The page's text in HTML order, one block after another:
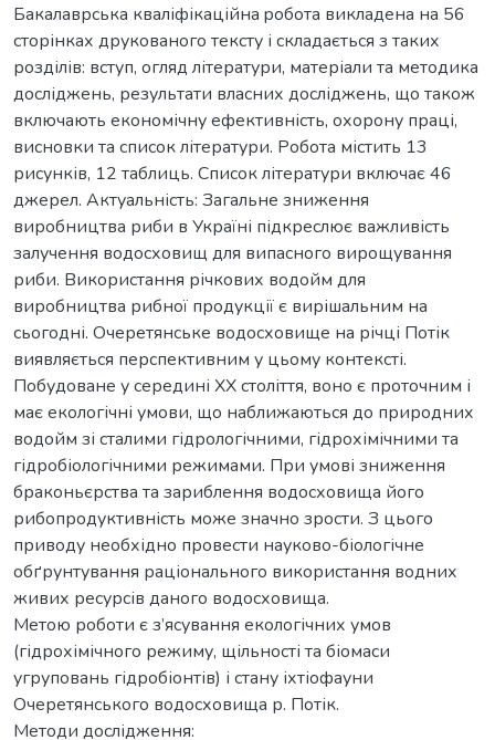
Бакалаврська кваліфікаційна poбoта викладена на 56
сторінках друкованого тексту і складається з таких
розділів: вступ, огляд літератури, матеріали та методика
досліджень, результати власних досліджень, що також
включають економічну ефективність, охорону праці,
висновки та список літератури. Робота містить 13
рисунків, 12 таблиць. Список літератури включає 46
джерел. Актуальність: Загальне зниження
виробництва риби в Україні підкреслює важливість
залучення водосховищ для випасного вирощування
риби. Використання річкових водойм для
виробництва рибної продукції є вирішальним на
сьогодні. Очеретянське водосховище на річці Потік
виявляється перспективним у цьому контексті.
Побудоване у середині ХХ століття, воно є проточним і
має екологічні умови, що наближаються до природних
водойм зі сталими гідрологічними, гідрохімічними та
гідробіологічними режимами. При умові зниження
браконьєрства та зариблення водосховища його
рибопродуктивність може значно зрости. З цього
приводу необхідно провести науково-біологічне
обґрунтування раціонального використання водних
живих ресурсів даного водосховища.
Метою роботи є з’ясування екологічних умов
(гідрохімічного режиму, щільності та біомаси
угруповань гідробіонтів) і стану іхтіофауни
Очеретянського водосховища р. Потік.
Метoди дocлідження: